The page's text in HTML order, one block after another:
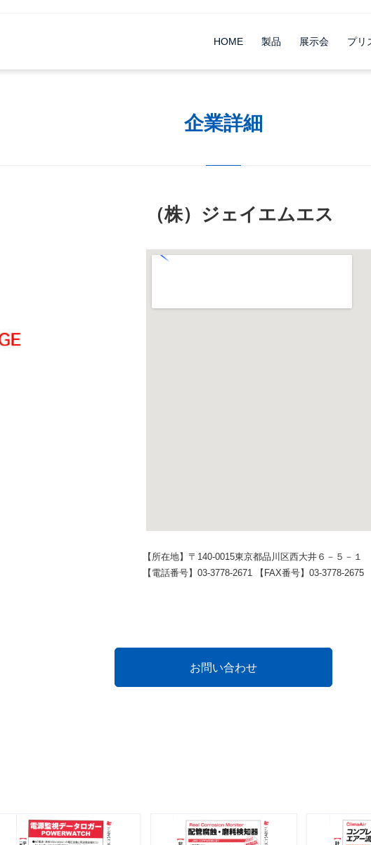
HOME 製品 展示会 プリ
企業詳細
（株）ジェイエムエス
【所在地】〒140-0015東京都品川区西大井６－５－１
【電話番号】03-3778-2671 【FAX番号】03-3778-2675